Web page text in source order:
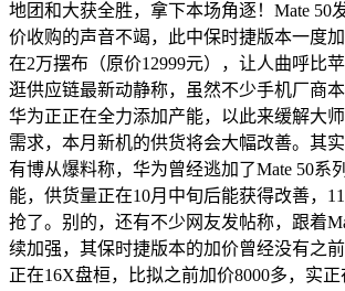
地团和大获全胜，拿下本场角逐！Mate 50
价收购的声音不竭，此中保时捷版本一度
在2万摆布（原价12999元），让人曲呼比
逛供应链最新动静称，虽然不少手机厂商
华为正正在全力添加产能，以此来缓解大
需求，本月新机的供货将会大幅改善。其
有博从爆料称，华为曾经逃加了Mate 50系
能，供货量正在10月中旬后能获得改善，
抢了。别的，还有不少网友发帖称，跟着
续加强，其保时捷版本的加价曾经没有之
正在16X盘桓，比拟之前加价8000多，实